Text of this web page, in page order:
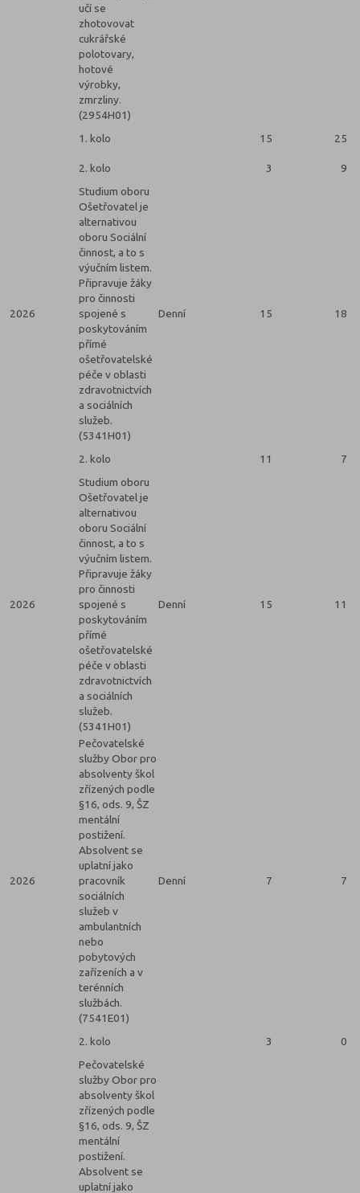
učí se
zhotovovat
cukrářské
polotovary,
hotové
výrobky,
zmrzliny.
(2954H01)
1. kolo 15 25
2. kolo 3 9
2026
Studium oboru
Ošetřovatel je
alternativou
oboru Sociální
činnost, a to s
výučním listem.
Připravuje žáky
pro činnosti
spojené s
poskytováním
přímé
ošetřovatelské
péče v oblasti
zdravotnictvích
a sociálních
služeb.
(5341H01)
Denní 15 18
2. kolo 11 7
2026
Studium oboru
Ošetřovatel je
alternativou
oboru Sociální
činnost, a to s
výučním listem.
Připravuje žáky
pro činnosti
spojené s
poskytováním
přímé
ošetřovatelské
péče v oblasti
zdravotnictvích
a sociálních
služeb.
(5341H01)
Denní 15 11
2026
Pečovatelské
služby Obor pro
absolventy škol
zřízených podle
§16, ods. 9, ŠZ
mentální
postižení.
Absolvent se
uplatní jako
pracovník
sociálních
služeb v
ambulantních
nebo
pobytových
zařízeních a v
terénních
službách.
(7541E01)
Denní 7 7
2. kolo 3
0
Pečovatelské
služby Obor pro
absolventy škol
zřízených podle
§16, ods. 9, ŠZ
mentální
postižení.
Absolvent se
uplatní jako